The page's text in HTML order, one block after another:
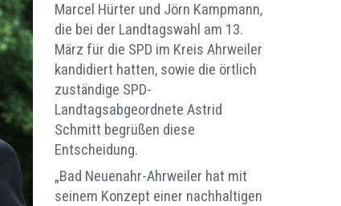
Marcel Hürter und Jörn Kampmann,
die bei der Landtagswahl am 13.
März für die SPD im Kreis Ahrweiler
kandidiert hatten, sowie die örtlich
zuständige SPD-
Landtagsabgeordnete Astrid
Schmitt begrüßen diese
Entscheidung.
„Bad Neuenahr-Ahrweiler hat mit
seinem Konzept einer nachhaltigen